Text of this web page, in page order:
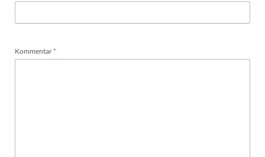
Pflichtfeld
Kommentar*